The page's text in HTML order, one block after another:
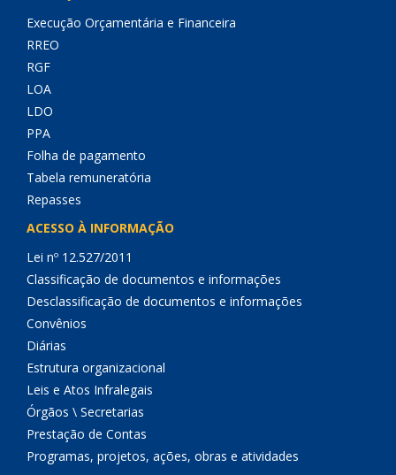
Execução Orçamentária e Financeira
RREO
RGF
LOA
LDO
PPA
Folha de pagamento
Tabela remuneratória
Repasses
ACESSO À INFORMAÇÃO
Lei nº 12.527/2011
Classificação de documentos e informações
Desclassificação de documentos e informações
Convênios
Diárias
Estrutura organizacional
Leis e Atos Infralegais
Órgãos \ Secretarias
Prestação de Contas
Programas, projetos, ações, obras e atividades